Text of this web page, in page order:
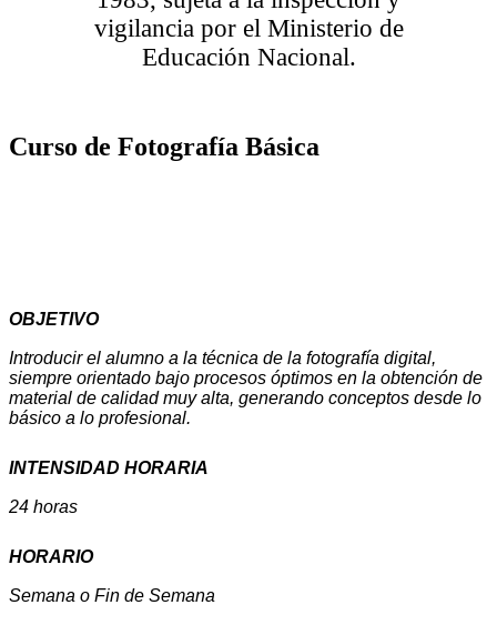
vigilancia por el Ministerio de
Educación Nacional.
Curso de Fotografía Básica
OBJETIVO
Introducir el alumno a la técnica de la fotografía digital,
siempre orientado bajo procesos óptimos en la obtención de
material de calidad muy alta, generando conceptos desde lo
básico a lo profesional.
INTENSIDAD HORARIA
24 horas
HORARIO
Semana o Fin de Semana